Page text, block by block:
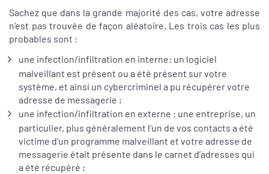
Sachez que dans la grande majorité des cas, votre adresse
n’est pas trouvée de façon aléatoire. Les trois cas les plus
probables sont :
une infection/infiltration en interne: un logiciel
malveillant est présent ou a été présent sur votre
système, et ainsi un cybercriminel a pu récupérer votre
adresse de messagerie ;
une infection/infiltration en externe : une entreprise, un
particulier, plus généralement l’un de vos contacts a été
victime d’un programme malveillant et votre adresse de
messagerie était présente dans le carnet d’adresses qui
a été récupéré ;